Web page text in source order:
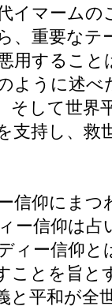
イマーム
、重要な
用するこ
ように述べ
そして世界
支持し、救
信仰にまつ
ー信仰は
ィー信仰と
ことを旨
と平和が